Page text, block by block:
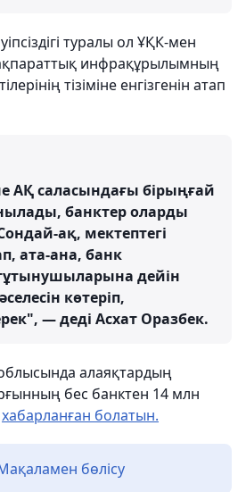
туралы ол ҰҚК-мен
ақпараттық инфрақұрылымның
тізіміне енгізгенін атап
АҚ саласындағы бірыңғай
банктер оларды
ақ, мектептегі
ата-ана, банк
дейін
көтеріп,
— деді Асхат Оразбек.
алаяқтардың
бес банктен 14 млн
хабарланған болатын.
бөлісу